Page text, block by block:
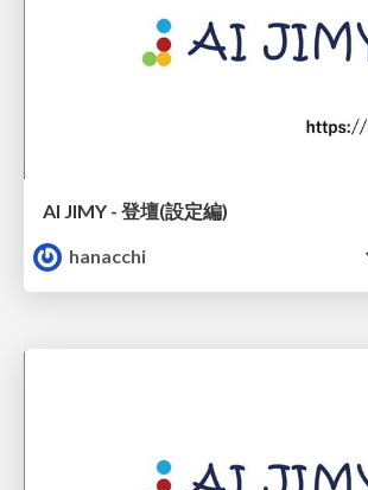
AI JIMY - 登壇(設定編)
hanacchi